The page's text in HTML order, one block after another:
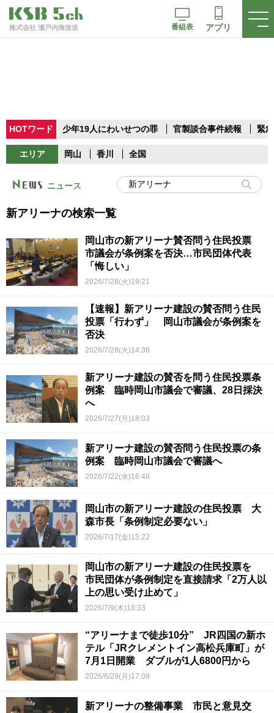
株式会社 瀬戸内海放送 番組表 アプリ
HOTワード 少年19人にわいせつの罪 官製談合事件続報 緊
エリア 岡山 香川 全国
ニュース
新アリーナの検索一覧
岡山市の新アリーナ賛否問う住民投票
市議会が条例案を否決…市民団体代表
「悔しい」
2026/7/28(火)19:21
【速報】新アリーナ建設の賛否問う住民
投票「行わず」 岡山市議会が条例案を
否決
2026/7/28(火)14:36
新アリーナ建設の賛否を問う住民投票条
例案 臨時岡山市議会で審議、28日採決
へ
2026/7/27(月)18:03
新アリーナ建設の賛否問う住民投票の条
例案 臨時岡山市議会で審議へ
2026/7/22(水)16:48
岡山市の新アリーナ建設の住民投票 大
森市長「条例制定必要ない」
2026/7/17(金)15:22
岡山市の新アリーナ建設の住民投票を
市民団体が条例制定を直接請求「2万人以
上の思い受け止めて」
2026/7/9(木)18:33
“アリーナまで徒歩10分” JR四国の新ホ
テル「JRクレメントイン高松兵庫町」が
7月1日開業 ダブルが1人6800円から
2026/6/29(月)17:09
新アリーナの整備事業 市民と意見交